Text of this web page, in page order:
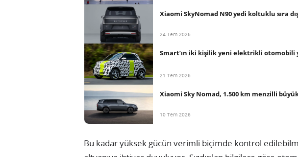
Xiaomi SkyNomad N90 yedi koltuklu sıra
24 Tem 2026
Smart’ın iki kişilik yeni elektrikli
21 Tem 2026
Xiaomi Sky Nomad, 1.500 km menzilli
10 Tem 2026
Bu kadar yüksek gücün verimli biçimde kontrol